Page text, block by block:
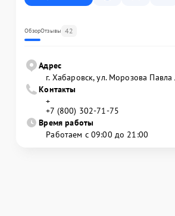
ОбзорОтзывы 42
Адрес
г. Хабаровск, ул. Морозова
Контакты
+
+7 (800) 302-71-75
Время работы
Работаем с 09:00 до 21:00